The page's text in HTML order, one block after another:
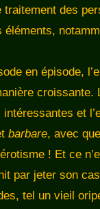
traitement des
éléments,
en épisode,
croissante.
et
barbare, avec
! Et ce
par jeter son
tel un vieil